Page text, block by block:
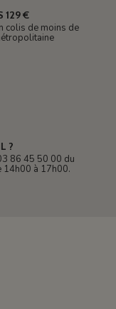
129 €
colis de moins de
?
86 45 50 00 du
14h00 à 17h00.